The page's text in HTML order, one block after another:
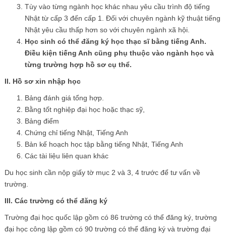
Tùy vào từng ngành học khác nhau yêu cầu trình độ tiếng
Nhật từ cấp 3 đến cấp 1. Đối với chuyên ngành kỹ thuật tiếng
Nhật yêu cầu thấp hơn so với chuyên ngành xã hội.
Học sinh có thể đăng ký học thạc sĩ bằng tiếng Anh.
Điều kiện tiếng Anh cũng phụ thuộc vào ngành học và
từng trường hợp hồ sơ cụ thể.
II. Hồ sơ xin nhập học
Bảng đánh giá tổng hợp.
Bằng tốt nghiệp đại học hoặc thạc sỹ,
Bảng điểm
Chứng chỉ tiếng Nhật, Tiếng Anh
Bản kế hoạch học tập bằng tiếng Nhật, Tiếng Anh
Các tài liệu liên quan khác
Du học sinh cần nộp giấy tờ mục 2 và 3, 4 trước để tư vấn về
trường.
III. Các trường có thể đăng ký
Trường đại học quốc lập gồm có 86 trường có thể đăng ký, trường
đại học công lập gồm có 90 trường có thể đăng ký và trường đại